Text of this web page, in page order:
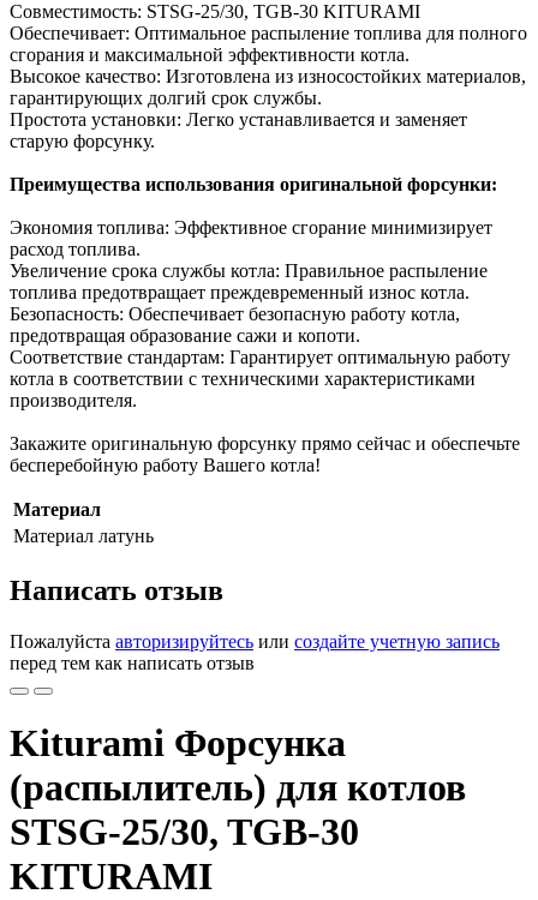
Совместимость: STSG-25/30, TGB-30 KITURAMI
Обеспечивает: Оптимальное распыление топлива для полного
сгорания и максимальной эффективности котла.
Высокое качество: Изготовлена из износостойких материалов,
гарантирующих долгий срок службы.
Простота установки: Легко устанавливается и заменяет
старую форсунку.
Преимущества использования оригинальной форсунки:
Экономия топлива: Эффективное сгорание минимизирует
расход топлива.
Увеличение срока службы котла: Правильное распыление
топлива предотвращает преждевременный износ котла.
Безопасность: Обеспечивает безопасную работу котла,
предотвращая образование сажи и копоти.
Соответствие стандартам: Гарантирует оптимальную работу
котла в соответствии с техническими характеристиками
производителя.
Закажите оригинальную форсунку прямо сейчас и обеспечьте
бесперебойную работу Вашего котла!
Материал
Материал латунь
Написать отзыв
Пожалуйста авторизируйтесь или создайте учетную запись
перед тем как написать отзыв
Kiturami Форсунка
(распылитель) для котлов
STSG-25/30, TGB-30
KITURAMI